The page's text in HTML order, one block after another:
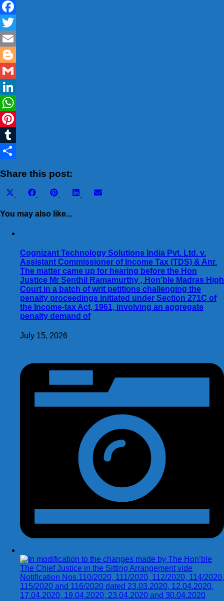
Facebook
Twitter
Email
Blogger
Gmail
LinkedIn
WhatsApp
Pinterest
Tumblr
Share this post:
Share
Share
FacebookShare
PinterestShare
LinkedInShare
You may also like...
Cognizant Technology Solutions India Pvt. Ltd. v.
Assistant Commissioner of Income Tax (TDS) & Anr.
The matter came up for hearing before the Hon
Justice Mr Senthil Ramamurthy , Hon’ble Madras High
Court in a batch of writ petitions challenging the
penalty proceedings initiated under Section 271C of
the Income-tax Act, 1961, involving an aggregate
penalty demand of
July 15, 2026